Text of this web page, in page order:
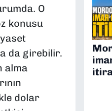
O
konusu
da girebilir.
alma
dolar